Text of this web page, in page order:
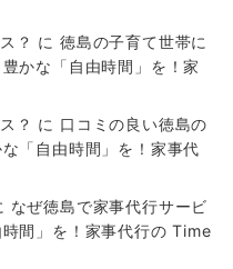
？ に徳島の子育て世帯に
かな「自由時間」を！家
？ に 口コミの良い徳島の
「自由時間」を！家事代
なぜ徳島で家事代行サービ
間」を！家事代行の Time